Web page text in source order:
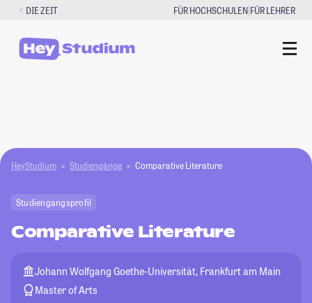
Zum
springen
DIE ZEIT FÜR HOCHSCHULEN|FÜR LEHRER
HeyStudium Studiengänge Comparative Literature
Studiengangsprofil
Comparative Literature
Johann Wolfgang Goethe-Universität, Frankfurt am Main
Master of Arts